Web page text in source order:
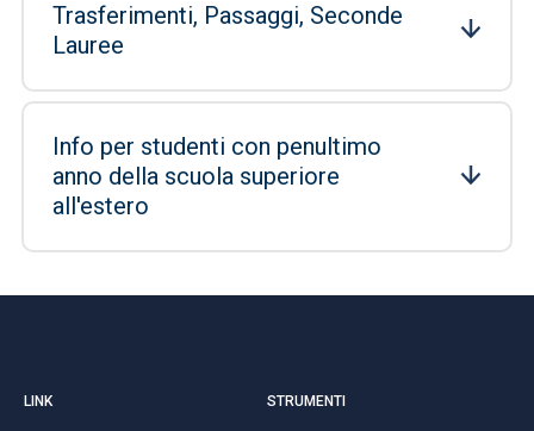
Trasferimenti, Passaggi, Seconde
Lauree
Info per studenti con penultimo
anno della scuola superiore
all'estero
LINK STRUMENTI